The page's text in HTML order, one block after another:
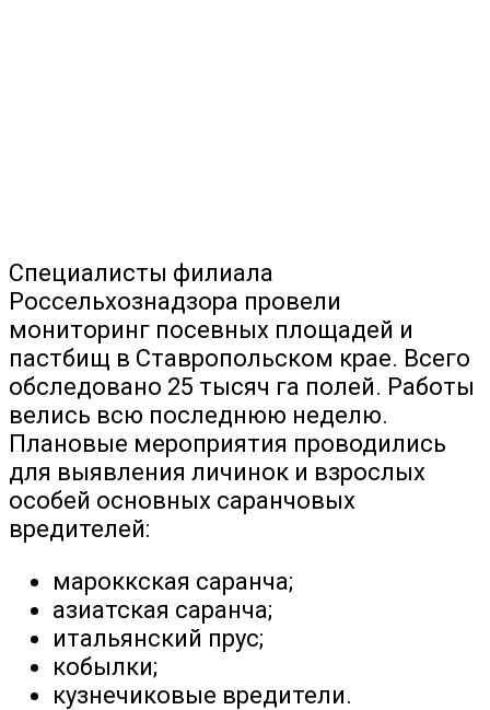
Специалисты филиала
Россельхознадзора провели
мониторинг посевных площадей и
пастбищ в Ставропольском крае. Всего
обследовано 25 тысяч га полей. Работы
велись всю последнюю неделю.
Плановые мероприятия проводились
для выявления личинок и взрослых
особей основных саранчовых
вредителей:
мароккская саранча;
азиатская саранча;
итальянский прус;
кобылки;
кузнечиковые вредители.